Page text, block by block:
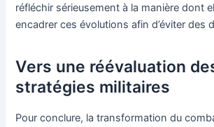
réfléchir sérieusement à la manière dont
encadrer ces évolutions afin d’éviter des
Vers une réévaluation
stratégies militaires
Pour conclure, la transformation du